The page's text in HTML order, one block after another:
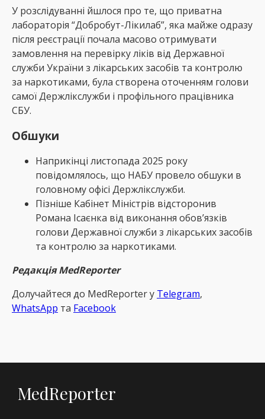
У розслідуванні йшлося про те, що приватна
лабораторія “Добробут-Лікилаб”, яка майже одразу
після реєстрації почала масово отримувати
замовлення на перевірку ліків від Державної
служби України з лікарських засобів та контролю
за наркотиками, була створена оточенням голови
самої Держлікслужби і профільного працівника
СБУ.
Обшуки
Наприкінці листопада 2025 року
повідомлялось, що НАБУ провело обшуки в
головному офісі Держлікслужби.
Пізніше Кабінет Міністрів відсторонив
Романа Ісаєнка від виконання обовʼязків
голови Державної служби з лікарських засобів
та контролю за наркотиками.
Редакція MedReporter
Долучайтеся до MedReрorter у Telegram,
WhatsApp та Facebook
MedReporter